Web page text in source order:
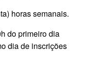
horas semanais.
do primeiro dia
dia de inscrições